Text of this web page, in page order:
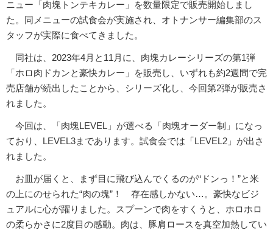
ニュー「肉塊トンテキカレー」を数量限定で販売開始しまし
た。同メニューの試食会が実施され、オトナンサー編集部のス
タッフが実際に食べてきました。
同社は、2023年4月と11月に、肉塊カレーシリーズの第1弾
「ホロ肉ドカンと豪快カレー」を販売し、いずれも約2週間で完
売店舗が続出したことから、シリーズ化し、今回第2弾が販売さ
れました。
今回は、「肉塊LEVEL」が選べる「肉塊オーダー制」になっ
ており、LEVEL3まであります。試食会では「LEVEL2」が出さ
れました。
お皿が届くと、まず目に飛び込んでくるのが“ドンっ！”と米
の上にのせられた“肉の塊”！ 存在感しかない…。豪快なビジ
ュアルに心が躍りました。スプーンで肉をすくうと、ホロホロ
の柔らかさに2度目の感動。肉は、豚肩ロースを真空加熱してい